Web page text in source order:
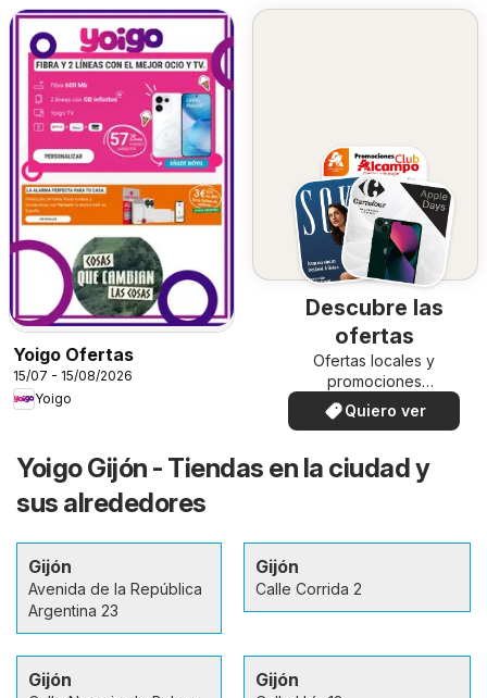
Yoigo Ofertas
15/07 - 15/08/2026
Yoigo
Descubre las
ofertas
Ofertas locales y
promociones
especiales.
Quiero ver
Yoigo Gijón - Tiendas en la ciudad y
sus alrededores
Gijón
Avenida de la República
Argentina 23
Gijón
Calle Corrida 2
Gijón Gijón